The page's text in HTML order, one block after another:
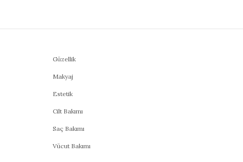
Güzellik
Makyaj
Estetik
Cilt Bakımı
Saç Bakımı
Vücut Bakımı